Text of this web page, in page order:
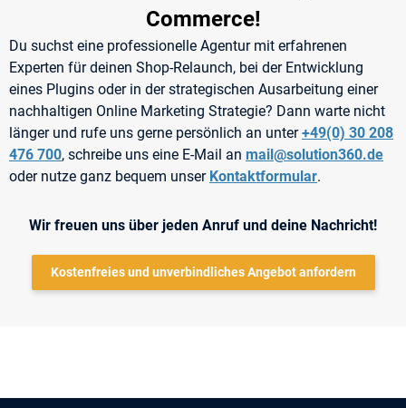
Commerce!
Du suchst eine professionelle Agentur mit erfahrenen
Experten für deinen Shop-Relaunch, bei der Entwicklung
eines Plugins oder in der strategischen Ausarbeitung einer
nachhaltigen Online Marketing Strategie? Dann warte nicht
länger und rufe uns gerne persönlich an unter+49(0) 30 208
476 700, schreibe uns eine E-Mail an mail@solution360.de
oder nutze ganz bequem unser Kontaktformular.
Wir freuen uns über jeden Anruf und deine Nachricht!
Kostenfreies und unverbindliches Angebot anfordern